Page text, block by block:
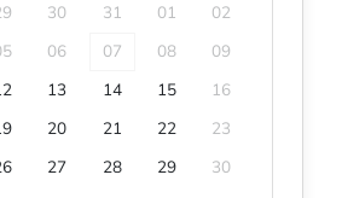
30 31 01
02
06 07 08
09
13 14 15
16
20 21 22
23
27 28 29
30